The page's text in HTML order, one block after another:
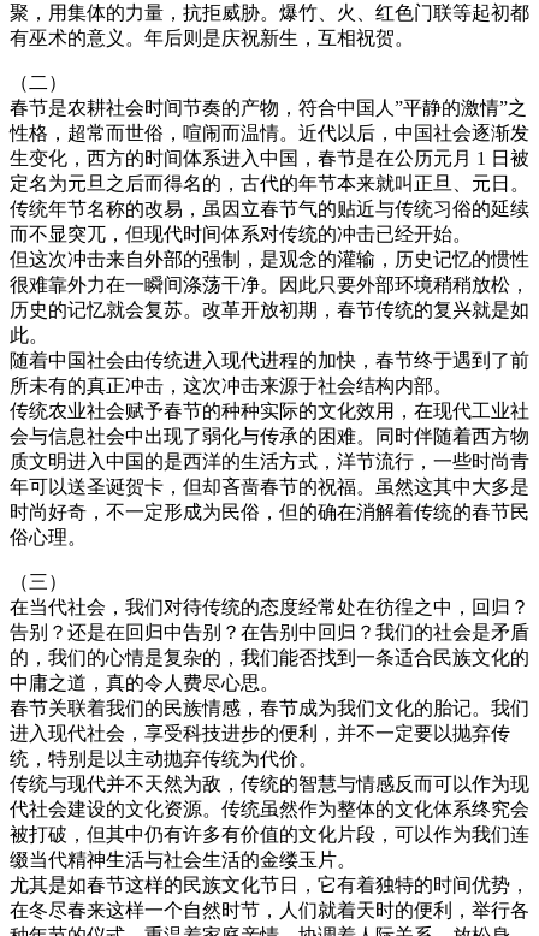
聚，用集体的力量，抗拒威胁。爆竹、火、红色门联等起初都
有巫术的意义。年后则是庆祝新生，互相祝贺。
（二）
春节是农耕社会时间节奏的产物，符合中国人”平静的激情”之
性格，超常而世俗，喧闹而温情。近代以后，中国社会逐渐发
生变化，西方的时间体系进入中国，春节是在公历元月 1 日被
定名为元旦之后而得名的，古代的年节本来就叫正旦、元日。
传统年节名称的改易，虽因立春节气的贴近与传统习俗的延续
而不显突兀，但现代时间体系对传统的冲击已经开始。
但这次冲击来自外部的强制，是观念的灌输，历史记忆的惯性
很难靠外力在一瞬间涤荡干净。因此只要外部环境稍稍放松，
历史的记忆就会复苏。改革开放初期，春节传统的复兴就是如
此。
随着中国社会由传统进入现代进程的加快，春节终于遇到了前
所未有的真正冲击，这次冲击来源于社会结构内部。
传统农业社会赋予春节的种种实际的文化效用，在现代工业社
会与信息社会中出现了弱化与传承的困难。同时伴随着西方物
质文明进入中国的是西洋的生活方式，洋节流行，一些时尚青
年可以送圣诞贺卡，但却吝啬春节的祝福。虽然这其中大多是
时尚好奇，不一定形成为民俗，但的确在消解着传统的春节民
俗心理。
（三）
在当代社会，我们对待传统的态度经常处在彷徨之中，回归？
告别？还是在回归中告别？在告别中回归？我们的社会是矛盾
的，我们的心情是复杂的，我们能否找到一条适合民族文化的
中庸之道，真的令人费尽心思。
春节关联着我们的民族情感，春节成为我们文化的胎记。我们
进入现代社会，享受科技进步的便利，并不一定要以抛弃传
统，特别是以主动抛弃传统为代价。
传统与现代并不天然为敌，传统的智慧与情感反而可以作为现
代社会建设的文化资源。传统虽然作为整体的文化体系终究会
被打破，但其中仍有许多有价值的文化片段，可以作为我们连
缀当代精神生活与社会生活的金缕玉片。
尤其是如春节这样的民族文化节日，它有着独特的时间优势，
在冬尽春来这样一个自然时节，人们就着天时的便利，举行各